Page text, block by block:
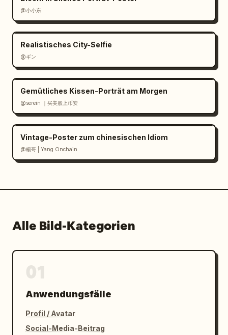
@小小东
Realistisches City-Selfie
@ギン
Gemütliches Kissen-Porträt am Morgen
@serein ｜买美股上币安
Vintage-Poster zum chinesischen Idiom
@楊哥 | Yang Onchain
Alle Bild-Kategorien
Anwendungsfälle
Profil / Avatar
Social-Media-Beitrag